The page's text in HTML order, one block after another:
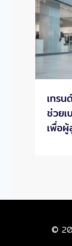
เทร
ช่วย
เพื่อ
©